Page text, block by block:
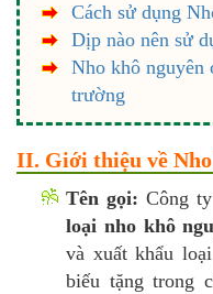
Cách sử dụng
Dịp nào nên sử
Nho khô nguyên
trường
II. Giới thiệu về
Tên gọi: Công
loại nho khô
và xuất khẩu
biếu tặng trong